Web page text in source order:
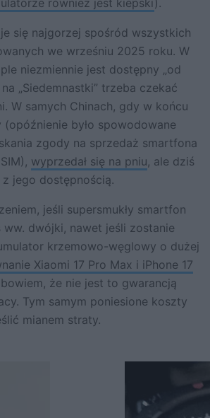
również jest kiepski).
się najgorzej spośród wszystkich
we wrześniu 2025 roku. W
niezmiennie jest dostępny „od
„Siedemnastki” trzeba czekać
W samych Chinach, gdy w końcu
(opóźnienie było spowodowane
zgody na sprzedaż smartfona
wyprzedał się na pniu, ale dziś
jego dostępnością.
jeśli supersmukły smartfon
dwójki, nawet jeśli zostanie
krzemowo-węglowy o dużej
Xiaomi 17 Pro Max i iPhone 17
bowiem, że nie jest to gwarancją
Tym samym poniesione koszty
mianem straty.